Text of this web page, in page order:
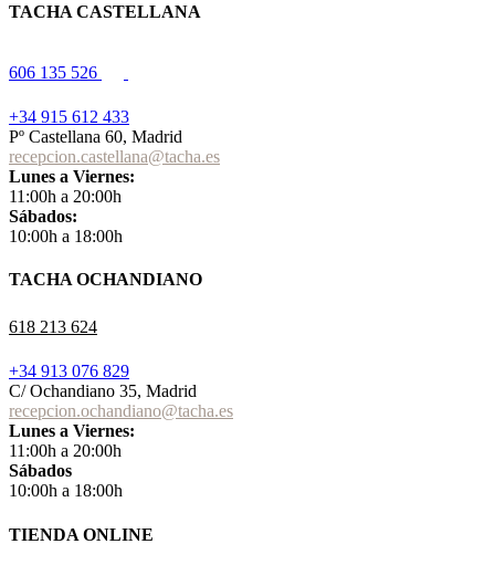
TACHA CASTELLANA
606 135 526
+34 915 612 433
Pº Castellana 60, Madrid
recepcion.castellana@tacha.es
Lunes a Viernes:
11:00h a 20:00h
Sábados:
10:00h a 18:00h
TACHA OCHANDIANO
618 213 624
+34 913 076 829
C/ Ochandiano 35, Madrid
recepcion.ochandiano@tacha.es
Lunes a Viernes:
11:00h a 20:00h
Sábados
10:00h a 18:00h
TIENDA ONLINE